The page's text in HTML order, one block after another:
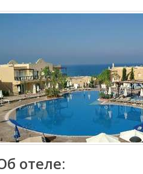
отеле: